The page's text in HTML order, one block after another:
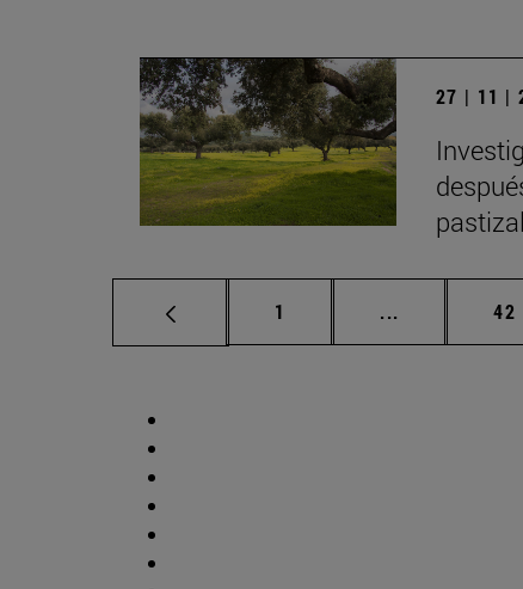
27 | 11 |
Página
1 ... Páginas 42